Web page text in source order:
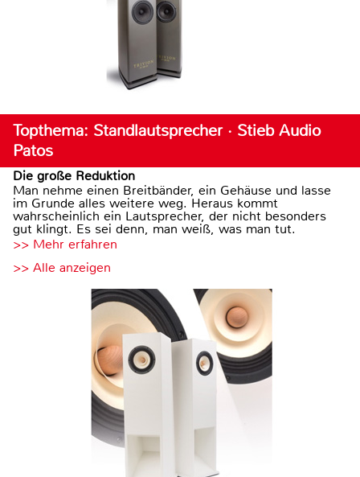
Topthema: Standlautsprecher · Stieb Audio
Patos
Die große Reduktion
Man nehme einen Breitbänder, ein Gehäuse und lasse
im Grunde alles weitere weg. Heraus kommt
wahrscheinlich ein Lautsprecher, der nicht besonders
gut klingt. Es sei denn, man weiß, was man tut.
>> Mehr erfahren
>> Alle anzeigen